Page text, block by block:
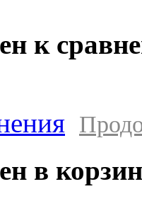
к
в